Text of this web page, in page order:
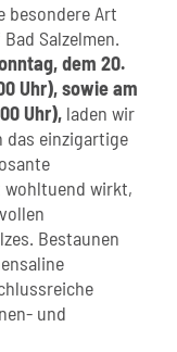
besondere Art
Salzelmen.
dem 20.
Uhr), sowie am
Uhr), laden wir
das einzigartige
wohltuend wirkt,
Bestaunen
und